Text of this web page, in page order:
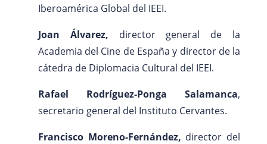
Iberoamérica Global del IEEI.
Joan Álvarez, director general de la
Academia del Cine de España y director de la
cátedra de Diplomacia Cultural del IEEI.
Rafael Rodríguez-Ponga Salamanca,
secretario general del Instituto Cervantes.
Francisco Moreno-Fernández, director del